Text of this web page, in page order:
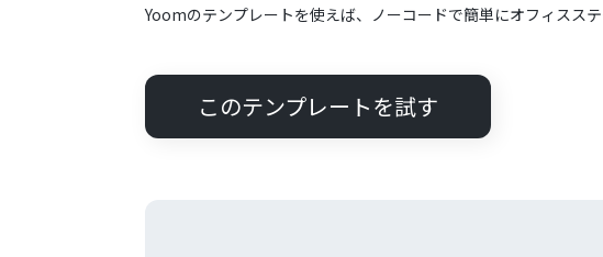
Yoomのテンプレートを使えば、ノーコードで簡単にオフィスス
このテンプレートを試す